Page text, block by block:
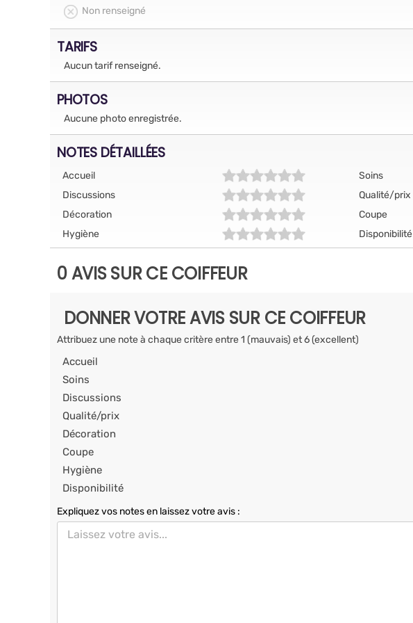
Non renseigné
TARIFS
Aucun tarif renseigné.
PHOTOS
Aucune photo enregistrée.
NOTES DÉTAILLÉES
Accueil
Soins
Discussions
Qualité/prix
Décoration
Coupe
Hygiène
Disponibilité
0 AVIS SUR CE COIFFEUR
DONNER VOTRE AVIS SUR CE COIFFEUR
Attribuez une note à chaque critère entre 1 (mauvais) et 6 (excellent)
Accueil
Soins
Discussions
Qualité/prix
Décoration
Coupe
Hygiène
Disponibilité
Expliquez vos notes en laissez votre avis :